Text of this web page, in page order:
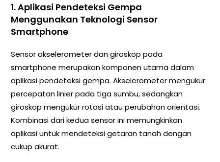
1. Aplikasi Pendeteksi Gempa
Menggunakan Teknologi Sensor
Smartphone
Sensor akselerometer dan giroskop pada
smartphone merupakan komponen utama dalam
aplikasi pendeteksi gempa. Akselerometer mengukur
percepatan linier pada tiga sumbu, sedangkan
giroskop mengukur rotasi atau perubahan orientasi.
Kombinasi dari kedua sensor ini memungkinkan
aplikasi untuk mendeteksi getaran tanah dengan
cukup akurat.